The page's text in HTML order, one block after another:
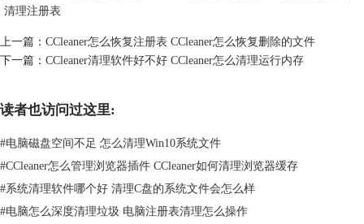
3、勾选需要清理的注册表清理程序，例如系统设置残留、过时的软件
清理注册表
上一篇： CCleaner怎么恢复注册表 CCleaner怎么恢复删除的文件
下一篇： CCleaner清理软件好不好 CCleaner怎么清理运行内存
读者也访问过这里:
#电脑磁盘空间不足 怎么清理Win10系统文件
#CCleaner怎么管理浏览器插件 CCleaner如何清理浏览器缓存
#系统清理软件哪个好 清理C盘的系统文件会怎么样
#电脑怎么深度清理垃圾 电脑注册表清理怎么操作